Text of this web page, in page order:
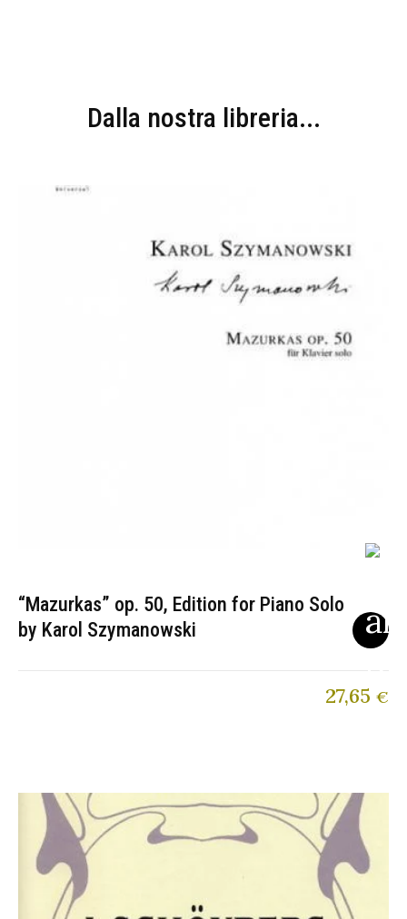
Dalla nostra libreria...
“Mazurkas” op. 50, Edition for Piano Solo
by Karol Szymanowski
27,65 €